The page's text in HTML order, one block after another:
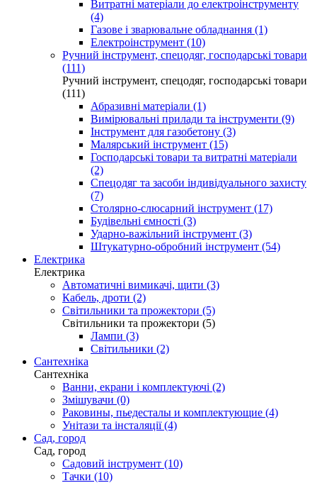
Витратні матеріали до електроінструменту
(4)
Газове і зварювальне обладнання (1)
Електроінструмент (10)
Ручний інструмент, спецодяг, господарські товари
(111)
Ручний інструмент, спецодяг, господарські товари
(111)
Абразивні матеріали (1)
Вимірювальні прилади та інструменти (9)
Інструмент для газобетону (3)
Малярський інструмент (15)
Господарські товари та витратні матеріали
(2)
Спецодяг та засоби індивідуального захисту
(7)
Столярно-слюсарний інструмент (17)
Будівельні ємності (3)
Ударно-важільний інструмент (3)
Штукатурно-обробний інструмент (54)
Електрика
Електрика
Автоматичні вимикачі, щити (3)
Кабель, дроти (2)
Світильники та прожектори (5)
Світильники та прожектори (5)
Лампи (3)
Світильники (2)
Сантехніка
Сантехніка
Ванни, екрани і комплектуючі (2)
Змішувачи (0)
Раковины, пьедесталы и комплектующие (4)
Унітази та інсталяції (4)
Сад, город
Сад, город
Садовий інструмент (10)
Тачки (10)